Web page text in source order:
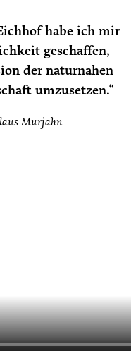
habe ich mir
geschaffen,
der naturnahen
umzusetzen.“
Murjahn